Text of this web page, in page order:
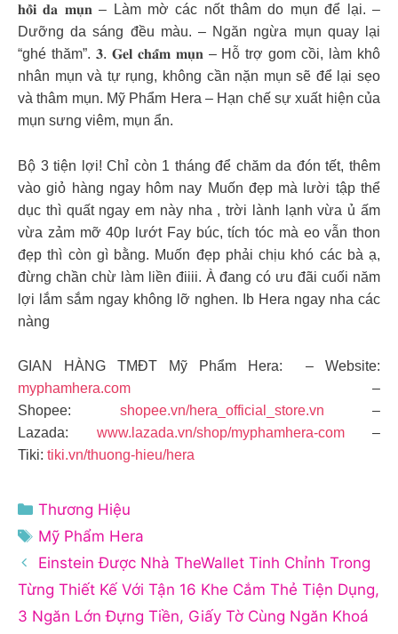
𝐡𝐨̂̀𝐢 𝐝𝐚 𝐦𝐮̣𝐧 – Làm mờ các nốt thâm do mụn để lại. –
Dưỡng da sáng đều màu. – Ngăn ngừa mụn quay lại
“ghé thăm”. 𝟑. 𝐆𝐞𝐥 𝐜𝐡𝐚̂́𝐦 𝐦𝐮̣𝐧 – Hỗ trợ gom cồi, làm khô
nhân mụn và tự rụng, không cần nặn mụn sẽ để lại sẹo
và thâm mụn. Mỹ Phẩm Hera – Hạn chế sự xuất hiện của
mụn sưng viêm, mụn ẩn.
Bộ 3 tiện lợi! Chỉ còn 1 tháng để chăm da đón tết, thêm
vào giỏ hàng ngay hôm nay Muốn đẹp mà lười tập thể
dục thì quất ngay em này nha , trời lành lạnh vừa ủ ấm
vừa zảm mỡ 40p lướt Fay búc, tích tóc mà eo vẫn thon
đẹp thì còn gì bằng. Muốn đẹp phải chịu khó các bà ạ,
đừng chần chừ làm liền điiii. À đang có ưu đãi cuối năm
lợi lắm sắm ngay không lỡ nghen. Ib Hera ngay nha các
nàng
GIAN HÀNG TMĐT Mỹ Phẩm Hera: – Website:
myphamhera.com –
Shopee: shopee.vn/hera_official_store.vn –
Lazada: www.lazada.vn/shop/myphamhera-com–
Tiki: tiki.vn/thuong-hieu/hera
Danh
mục
Thương Hiệu
Thẻ
Mỹ Phẩm Hera
Einstein Được Nhà TheWallet Tinh Chỉnh Trong
Từng Thiết Kế Với Tận 16 Khe Cắm Thẻ Tiện Dụng,
3 Ngăn Lớn Đựng Tiền, Giấy Tờ Cùng Ngăn Khoá